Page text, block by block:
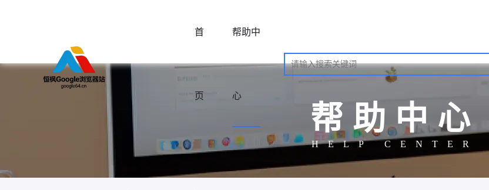
首
页
帮助中
心
帮助中心
HELP CENTER